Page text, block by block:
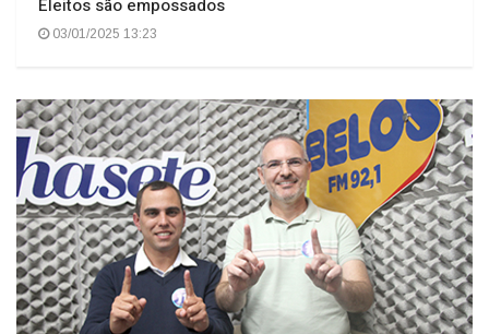
Eleitos são empossados
03/01/2025 13:23